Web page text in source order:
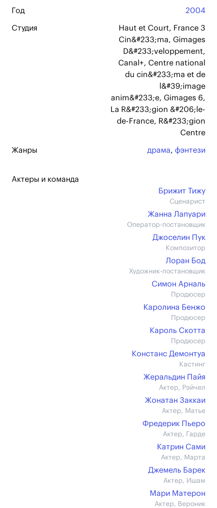
Год 2004
Студия
Haut et Court, France 3
Cin&#233;ma, Gimages
D&#233;veloppement,
Canal+, Centre national
du cin&#233;ma et de
l&#39;image
anim&#233;e, Gimages 6,
La R&#233;gion &#206;le-
de-France, R&#233;gion
Centre
Жанры драма, фэнтези
Актеры и команда
Брижит Тижу
Сценарист
Жанна Лапуари
Оператор-постановщик
Джоселин Пук
Композитор
Лоран Бод
Художник-постановщик
Симон Арналь
Продюсер
Каролина Бенжо
Продюсер
Кароль Скотта
Продюсер
Констанс Демонтуа
Кастинг
Жеральдин Пайя
Актер, Рэйчел
Жонатан Заккаи
Актер, Матье
Фредерик Пьеро
Актер, Гарде
Катрин Сами
Актер, Марта
Джемель Барек
Актер, Ишам
Мари Матерон
Актер, Вероник